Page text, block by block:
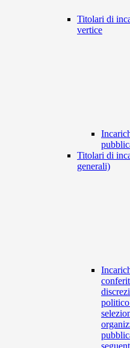
Titolari di
vertice
Titolari di
generali)
politico